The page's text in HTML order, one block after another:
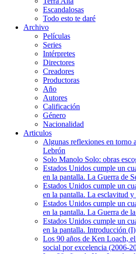
Escandalosas
Todo esto te daré
Archivo
Películas
Series
Intérpretes
Directores
Creadores
Productoras
Año
Autores
Calificación
Género
Nacionalidad
Articulos
Algunas reflexiones en torno
Lebrón
Solo Manolo Solo: obras
Estados Unidos cumple un
en la pantalla. La Guerra de
Estados Unidos cumple un
en la pantalla. La esclavitud
Estados Unidos cumple un
en la pantalla. La Guerra de
Estados Unidos cumple un
en la pantalla. Introducción (I)
Los 90 años de Ken Loach,
social por excelencia (2006-